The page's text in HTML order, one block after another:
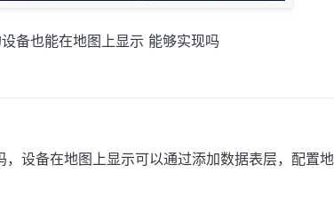
备也能在地图上显示 能够实现吗
设备在地图上显示可以通过添加数据表层，配置